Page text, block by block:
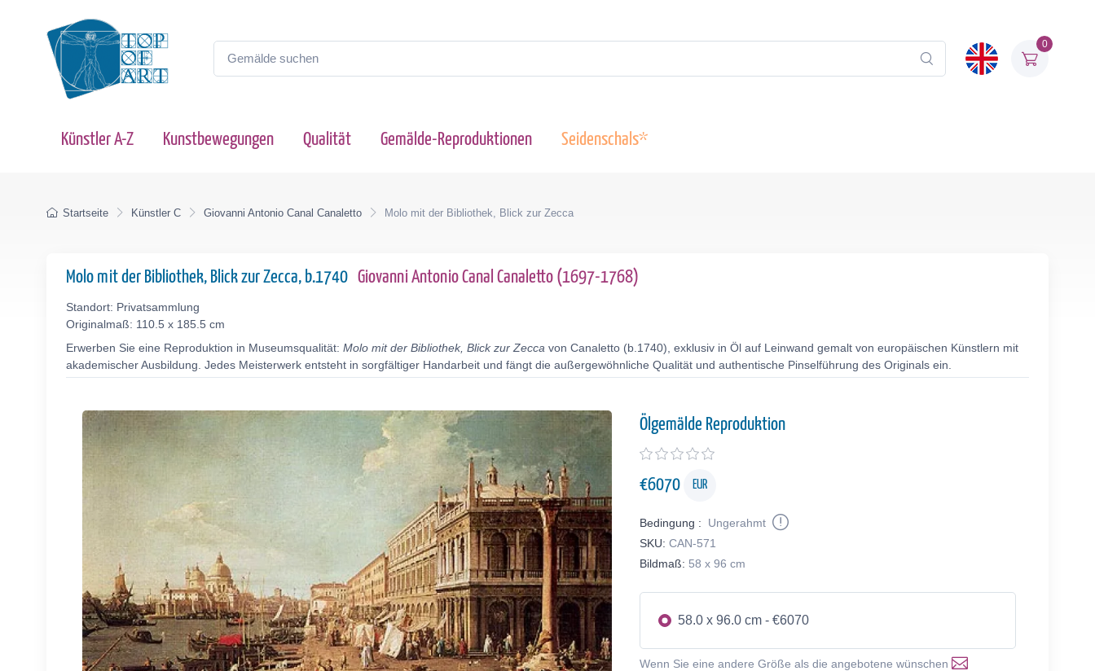
0
Künstler A-Z Kunstbewegungen Qualität Gemälde-Reproduktionen Seidenschals*
Startseite Künstler C Giovanni Antonio Canal Canaletto Molo mit der Bibliothek, Blick zur Zecca
Molo mit der Bibliothek, Blick zur Zecca, b.1740 Giovanni Antonio Canal Canaletto (1697-1768)
Standort: Privatsammlung
Originalmaß: 110.5 x 185.5 cm
Erwerben Sie eine Reproduktion in Museumsqualität: Molo mit der Bibliothek, Blick zur Zecca von Canaletto (b.1740), exklusiv in Öl auf Leinwand gemalt von europäischen Künstlern mit
akademischer Ausbildung. Jedes Meisterwerk entsteht in sorgfältiger Handarbeit und fängt die außergewöhnliche Qualität und authentische Pinselführung des Originals ein.
Ölgemälde Reproduktion
€6070 EUR
Bedingung :
Ungerahmt
SKU: CAN-571
Bildmaß: 58 x 96 cm
58.0 x 96.0 cm - €6070
Wenn Sie eine andere Größe als die angebotene wünschen